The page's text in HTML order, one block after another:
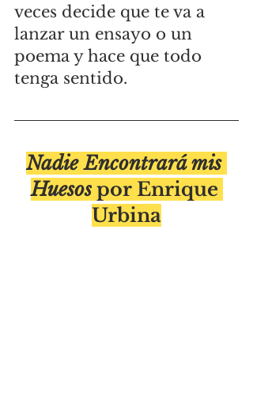
veces decide que te va a
lanzar un ensayo o un
poema y hace que todo
tenga sentido.
Nadie Encontrará mis
Huesos por Enrique
Urbina